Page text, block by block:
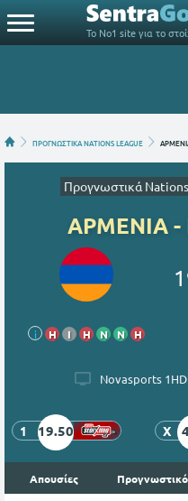
Το Νο1 site για το
ΠΡΟΓΝΩΣΤΙΚΑ NATIONS LEAGUE
Προγνωστικά
ΑΡΜΕΝΙΑ
i Η Ι Η Ν Ν Η
Novasports 1HD
1 19.50 X
Απουσίες Προγνωστικό